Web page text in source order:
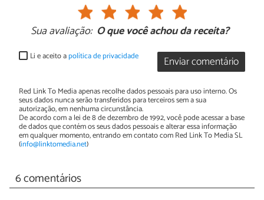
Sua avaliação: O que você achou da receita?
Enviar comentário
Li e aceito apolítica de privacidade
Red Link To Media apenas recolhe dados pessoais para uso interno. Os
seus dados nunca serão transferidos para terceiros sem a sua
autorização, em nenhuma circunstância.
De acordo com a lei de 8 de dezembro de 1992, você pode acessar a base
de dados que contém os seus dados pessoais e alterar essa informação
em qualquer momento, entrando em contato com Red Link To Media SL
(info@linktomedia.net)
6 comentários